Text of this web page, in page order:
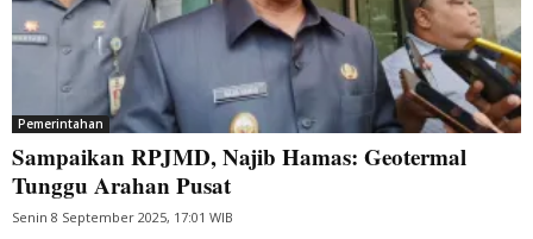
Pemerintahan
Sampaikan RPJMD, Najib Hamas: Geotermal
Tunggu Arahan Pusat
Senin 8 September 2025, 17:01 WIB